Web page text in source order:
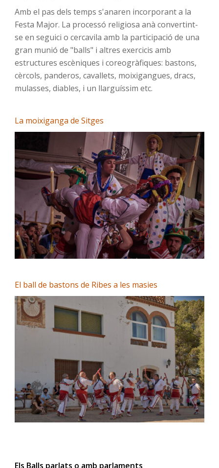
Amb el pas dels temps s'anaren incorporant a la
Festa Major. La processó religiosa anà convertint-
se en seguici o cercavila amb la participació de una
gran munió de "balls" i altres exercicis amb
estructures escèniques i coreogràfiques: bastons,
cèrcols, panderos, cavallets, moixigangues, dracs,
mulasses, diables, i un llarguíssim etc.
La moixiganga de Sitges
El ball de bastons de Ribes a les masies
Els Balls parlats o amb parlaments